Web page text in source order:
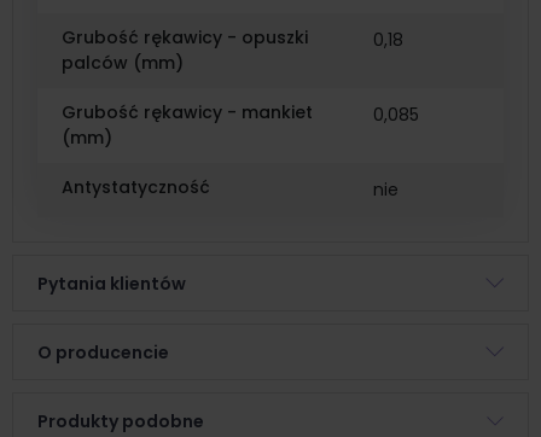
Grubość rękawicy - opuszki
palców (mm)
0,18
Grubość rękawicy - mankiet
(mm)
0,085
Antystatyczność nie
Pytania klientów
O producencie
Produkty podobne